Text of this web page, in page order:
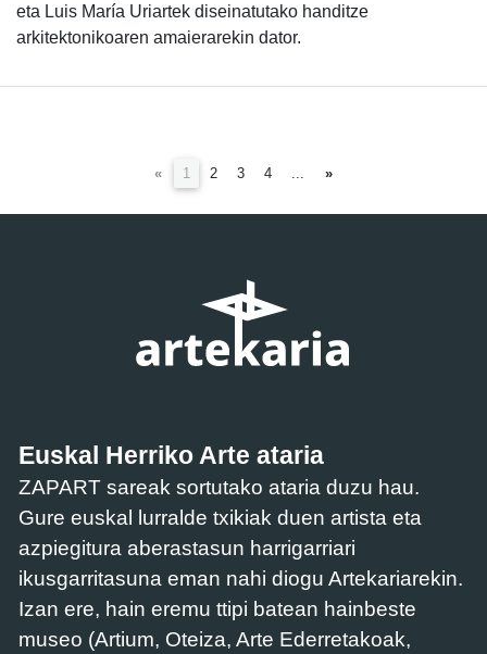
eta Luis María Uriartek diseinatutako handitze
arkitektonikoaren amaierarekin dator.
« 1 (current)
2 3 4 »
Euskal Herriko Arte ataria
ZAPART sareak sortutako ataria duzu hau.
Gure euskal lurralde txikiak duen artista eta
azpiegitura aberastasun harrigarriari
ikusgarritasuna eman nahi diogu Artekariarekin.
Izan ere, hain eremu ttipi batean hainbeste
museo (Artium, Oteiza, Arte Ederretakoak,